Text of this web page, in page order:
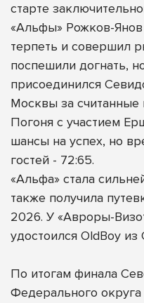
старте
«Альфы» Рожков-Янов
терпеть и совершил
поспешили догнать,
присоединился
Москвы за считанные
Погоня с участием
шансы на успех, но
гостей - 72:65.
«Альфа» стала
также получила
2026. У «Авроры-
удостоился OldBoy
По итогам финала
Федерального